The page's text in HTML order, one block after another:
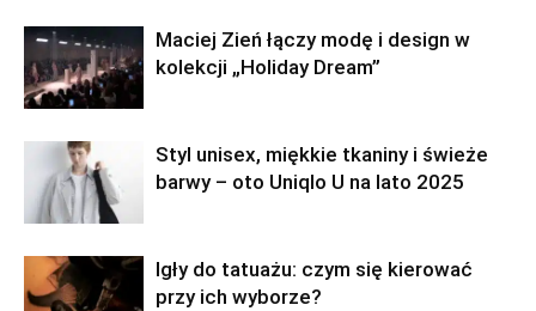
Maciej Zień łączy modę i design w
kolekcji „Holiday Dream”
Styl unisex, miękkie tkaniny i świeże
barwy – oto Uniqlo U na lato 2025
Igły do tatuażu: czym się kierować
przy ich wyborze?